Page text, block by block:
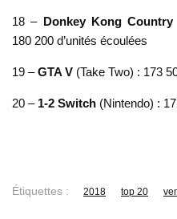
18 – Donkey Kong
180 200 d’unités écoulées
19 –GTA V (Take Two) : 173
20 – 1-2 Switch (Nintendo) :
Étiquettes : 2018 top 20